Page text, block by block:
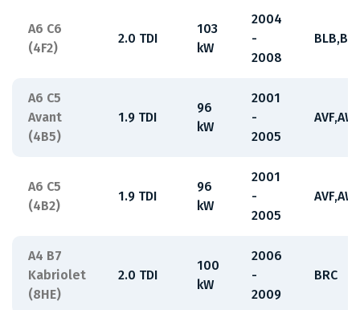
A6 C6
(4F2)
2.0 TDI
103
kW
2004
-
2008
A6 C5
Avant
(4B5)
1.9 TDI
96
kW
2001
-
2005
A6 C5
(4B2)
1.9 TDI
96
kW
2001
-
2005
A4 B7
Kabriolet
(8HE)
2.0 TDI
100
kW
2006
-
2009
BRC